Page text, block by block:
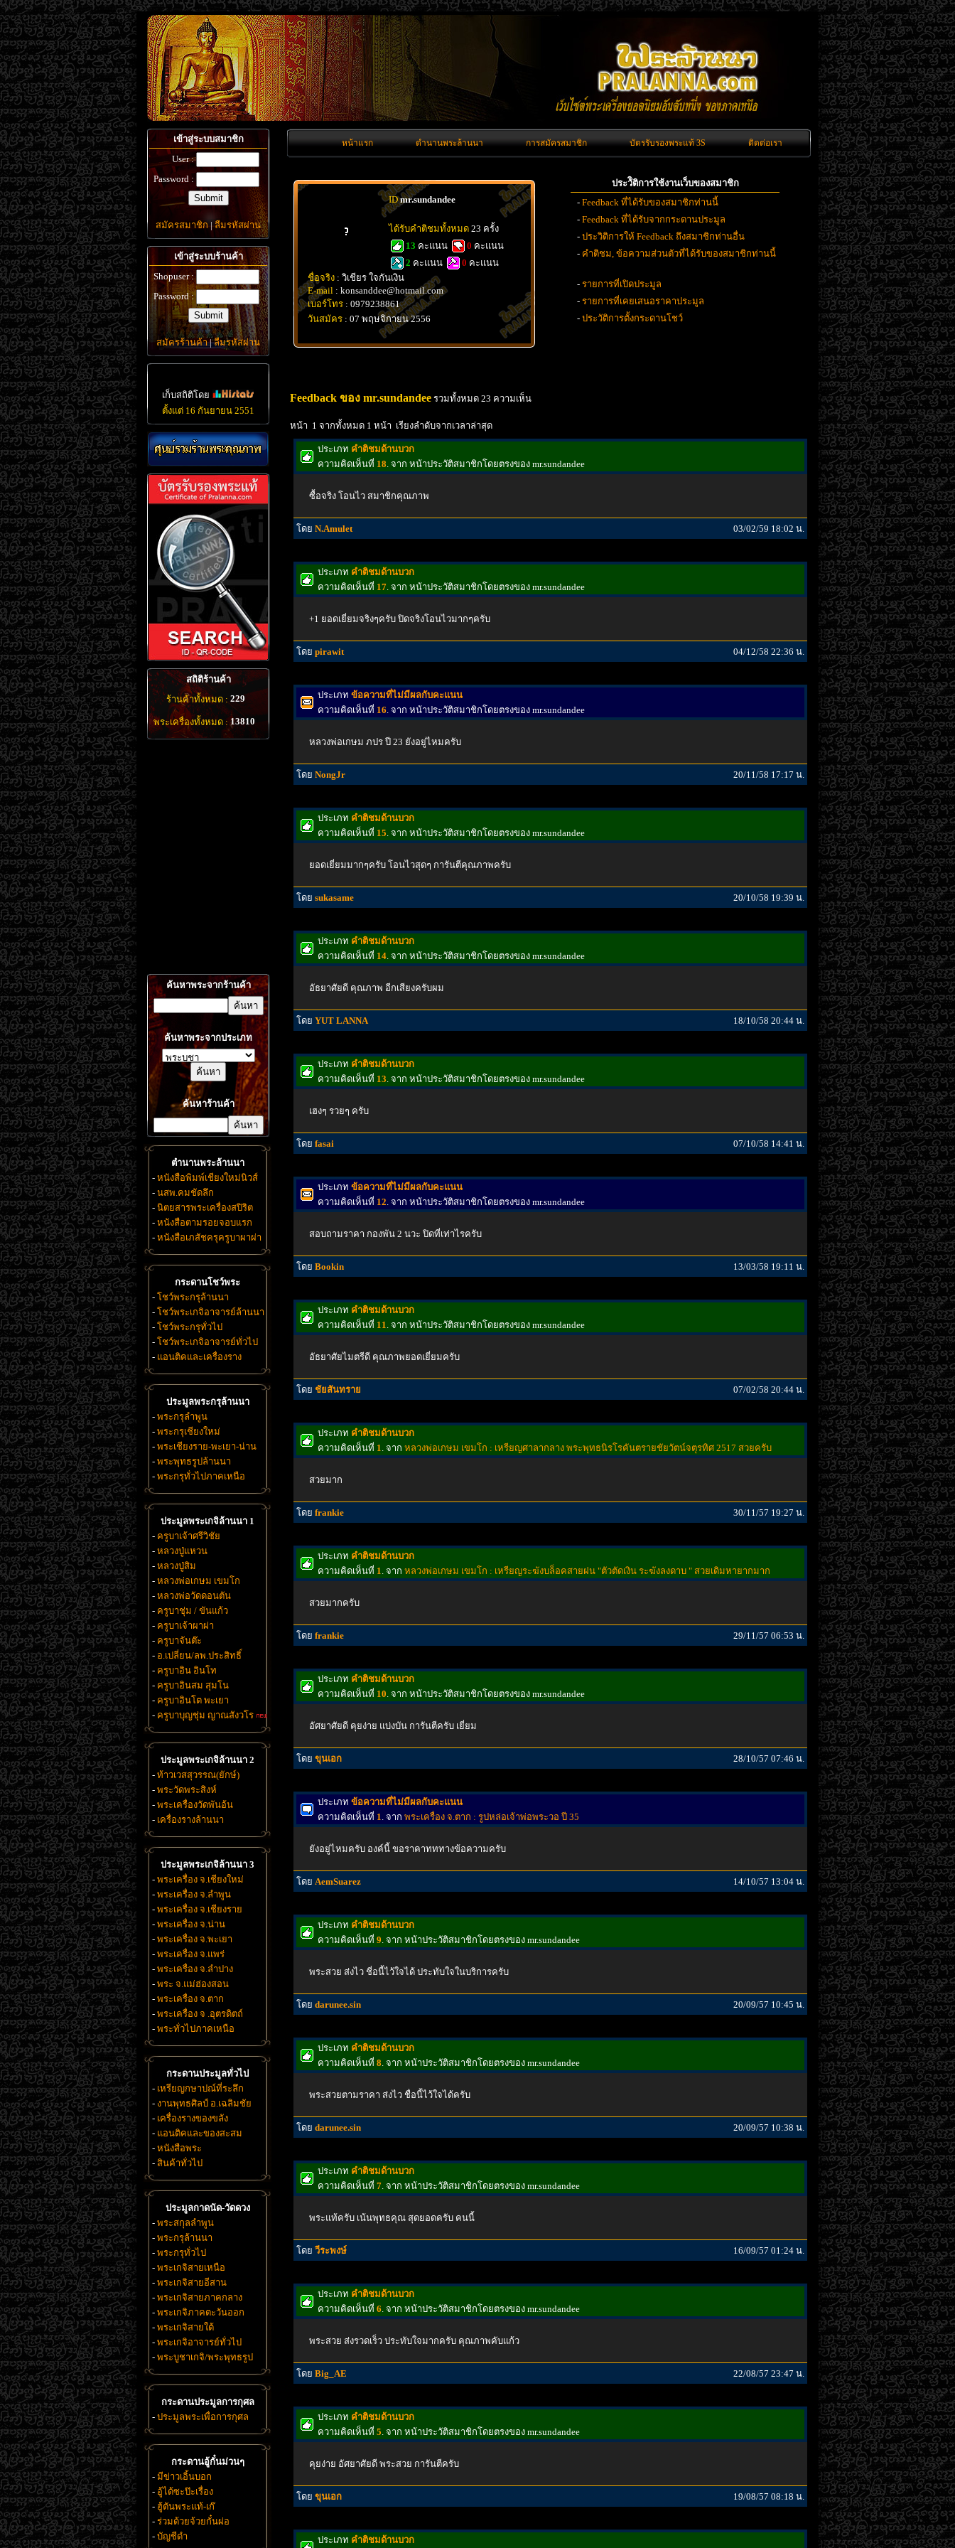
เข้าสู่ระบบสมาชิก
User :
Password :
สมัครสมาชิก|ลืมรหัสผ่าน
เข้าสู่ระบบร้านค้า
Shopuser :
Password :
สมัครร้านค้า|ลืมรหัสผ่าน
เก็บสถิติโดย
ตั้งแต่ 16 กันยายน 2551
สถิติร้านค้า
ร้านค้าทั้งหมด : 229
พระเครื่องทั้งหมด : 13810
ค้นหาพระจากร้านค้า
ค้นหาพระจากประเภท
ค้นหาร้านค้า
ตำนานพระล้านนา
- หนังสือพิมพ์เชียงใหม่นิวส์
- นสพ.คมชัดลึก
- นิตยสารพระเครื่องสปิริต
- หนังสือตามรอยจอบแรก
- หนังสือเภสัชครุครูบาผาผ่า
กระดานโชว์พระ
- โชว์พระกรุล้านนา
- โชว์พระเกจิอาจารย์ล้านนา
- โชว์พระกรุทั่วไป
- โชว์พระเกจิอาจารย์ทั่วไป
- แอนติคและเครื่องราง
ประมูลพระกรุล้านนา
- พระกรุลำพูน
- พระกรุเชียงใหม่
- พระเชียงราย-พะเยา-น่าน
- พระพุทธรูปล้านนา
- พระกรุทั่วไปภาคเหนือ
ประมูลพระเกจิล้านนา 1
- ครูบาเจ้าศรีวิชัย
- หลวงปู่แหวน
- หลวงปู่สิม
- หลวงพ่อเกษม เขมโก
- หลวงพ่อวัดดอนตัน
- ครูบาชุ่ม / ขันแก้ว
- ครูบาเจ้าผาผ่า
- ครูบาจันต๊ะ
- อ.เปลี่ยน/ลพ.ประสิทธิ์
- ครูบาอิน อินโท
- ครูบาอินสม สุมโน
- ครูบาอินโต พะเยา
- ครูบาบุญชุ่ม ญาณสังวโร
ประมูลพระเกจิล้านนา 2
- ท้าวเวสสุวรรณ(ยักษ์)
- พระวัดพระสิงห์
- พระเครื่องวัดพันอ้น
- เครื่องรางล้านนา
ประมูลพระเกจิล้านนา 3
- พระเครื่อง จ.เชียงใหม่
- พระเครื่อง จ.ลำพูน
- พระเครื่อง จ.เชียงราย
- พระเครื่อง จ.น่าน
- พระเครื่อง จ.พะเยา
- พระเครื่อง จ.แพร่
- พระเครื่อง จ.ลำปาง
- พระ จ.แม่ฮ่องสอน
- พระเครื่อง จ.ตาก
- พระเครื่อง จ .อุตรดิตถ์
- พระทั่วไปภาคเหนือ
กระดานประมูลทั่วไป
- เหรียญกษาปณ์ที่ระลึก
- งานพุทธศิลป์ อ.เฉลิมชัย
- เครื่องรางของขลัง
- แอนติคและของสะสม
- หนังสือพระ
- สินค้าทั่วไป
ประมูลกาดนัด-วัดดวง
- พระสกุลลำพูน
- พระกรุล้านนา
- พระกรุทั่วไป
- พระเกจิสายเหนือ
- พระเกจิสายอีสาน
- พระเกจิสายภาคกลาง
- พระเกจิภาคตะวันออก
- พระเกจิสายใต้
- พระเกจิอาจารย์ทั่วไป
- พระบูชาเกจิ/พระพุทธรูป
กระดานประมูลการกุศล
- ประมูลพระเพื่อการกุศล
กระดานอู้กั๋นม่วนๆ
- มีข่าวเอิ้นบอก
- อู้ได้ซะป๊ะเรื่อง
- ฮู้ตันพระแท้-เก๊
- ร่วมด้วยจ้วยกั๋นผ่อ
- บัญชีดำ
หน้าแรก ตำนานพระล้านนา การสมัครสมาชิก บัตรรับรองพระแท้ 3S ติดต่อเรา
ID mr.sundandee
ได้รับคำติชมทั้งหมด 23 ครั้ง
13 คะแนน 0 คะแนน
2 คะแนน 0 คะแนน
ชื่อจริง : วิเชียร ใจกันเงิน
E-mail : konsanddee@hotmail.com
เบอร์โทร : 0979238861
วันสมัคร : 07 พฤษจิกายน 2556
ประวัิติการใช้งานเว็บของสมาชิก
- Feedback ที่ได้รับของสมาชิกท่านนี้
- Feedback ที่ได้รับจากกระดานประมูล
- ประวิติการให้ Feedback ถึงสมาชิกท่านอื่น
- คำติชม, ข้อความส่วนตัวที่ได้รับของสมาชิกท่านนี้
- รายการที่เปิดประมูล
- รายการที่เคยเสนอราคาประมูล
- ประวัติการตั้งกระดานโชว์
Feedback ของ mr.sundandee รวมทั้งหมด 23 ความเห็น
หน้า 1 จากทั้งหมด 1 หน้า เรียงลำดับจากเวลาล่าสุด
ประเภท คำติชมด้านบวก
ความคิดเห็นที่ 18. จาก หน้าประวัติสมาชิกโดยตรงของ mr.sundandee
ซื้อจริง โอนไว สมาชิกคุณภาพ
โดย N.Amulet 03/02/59 18:02 น.
ประเภท คำติชมด้านบวก
ความคิดเห็นที่ 17. จาก หน้าประวัติสมาชิกโดยตรงของ mr.sundandee
+1 ยอดเยี่ยมจริงๆครับ ปิดจริงโอนไวมากๆครับ
โดย pirawit 04/12/58 22:36 น.
ประเภท ข้อความที่ไม่มีผลกับคะแนน
ความคิดเห็นที่ 16. จาก หน้าประวัติสมาชิกโดยตรงของ mr.sundandee
หลวงพ่อเกษม ภปร ปี 23 ยังอยู่ไหมครับ
โดย NongJr 20/11/58 17:17 น.
ประเภท คำติชมด้านบวก
ความคิดเห็นที่ 15. จาก หน้าประวัติสมาชิกโดยตรงของ mr.sundandee
ยอดเยี่ยมมากๆครับ โอนไวสุดๆ การันตีคุณภาพครับ
โดย sukasame 20/10/58 19:39 น.
ประเภท คำติชมด้านบวก
ความคิดเห็นที่ 14. จาก หน้าประวัติสมาชิกโดยตรงของ mr.sundandee
อัธยาศัยดี คุณภาพ อีกเสียงครับผม
โดย YUT LANNA 18/10/58 20:44 น.
ประเภท คำติชมด้านบวก
ความคิดเห็นที่ 13. จาก หน้าประวัติสมาชิกโดยตรงของ mr.sundandee
เฮงๆ รวยๆ ครับ
โดย fasai 07/10/58 14:41 น.
ประเภท ข้อความที่ไม่มีผลกับคะแนน
ความคิดเห็นที่ 12. จาก หน้าประวัติสมาชิกโดยตรงของ mr.sundandee
สอบถามราคา กองพัน 2 นวะ ปิดที่เท่าไรครับ
โดย Bookin 13/03/58 19:11 น.
ประเภท คำติชมด้านบวก
ความคิดเห็นที่ 11. จาก หน้าประวัติสมาชิกโดยตรงของ mr.sundandee
อัธยาศัยไมตรีดี คุณภาพยอดเยี่ยมครับ
โดย ชัยสันทราย 07/02/58 20:44 น.
ประเภท คำติชมด้านบวก
ความคิดเห็นที่ 1. จาก หลวงพ่อเกษม เขมโก : เหรียญศาลากลาง พระพุทธนิรโรคันตรายชัยวัตน์จตุรทิศ 2517 สวยครับ
สวยมาก
โดย frankie 30/11/57 19:27 น.
ประเภท คำติชมด้านบวก
ความคิดเห็นที่ 1. จาก หลวงพ่อเกษม เขมโก : เหรียญระฆังบล็อคสายฝน "ตัวตัดเงิน ระฆังลงดาบ " สวยเดิมหายากมาก
สวยมากครับ
โดย frankie 29/11/57 06:53 น.
ประเภท คำติชมด้านบวก
ความคิดเห็นที่ 10. จาก หน้าประวัติสมาชิกโดยตรงของ mr.sundandee
อัศยาศัยดี คุยง่าย แบ่งบัน การันตีครับ เยี่ยม
โดย ขุนเอก 28/10/57 07:46 น.
ประเภท ข้อความที่ไม่มีผลกับคะแนน
ความคิดเห็นที่ 1. จาก พระเครื่อง จ.ตาก : รูปหล่อเจ้าพ่อพระวอ ปี 35
ยังอยู่ไหมครับ องค์นี้ ขอราคาทททางข้อความครับ
โดย AemSuarez 14/10/57 13:04 น.
ประเภท คำติชมด้านบวก
ความคิดเห็นที่ 9. จาก หน้าประวัติสมาชิกโดยตรงของ mr.sundandee
พระสวย ส่งไว ชี่อนี้ไว้ใจได้ ประทับใจในบริการครับ
โดย darunee.sin 20/09/57 10:45 น.
ประเภท คำติชมด้านบวก
ความคิดเห็นที่ 8. จาก หน้าประวัติสมาชิกโดยตรงของ mr.sundandee
พระสวยตามราคา ส่งไว ชื่อนี้ไว้ใจได้ครับ
โดย darunee.sin 20/09/57 10:38 น.
ประเภท คำติชมด้านบวก
ความคิดเห็นที่ 7. จาก หน้าประวัติสมาชิกโดยตรงของ mr.sundandee
พระแท้ครับ เน้นพุทธคุณ สุดยอดครับ คนนี้
โดย วีระพงษ์ 16/09/57 01:24 น.
ประเภท คำติชมด้านบวก
ความคิดเห็นที่ 6. จาก หน้าประวัติสมาชิกโดยตรงของ mr.sundandee
พระสวย ส่งรวดเร็ว ประทับใจมากครับ คุณภาพคับเเก้ว
โดย Big_AE 22/08/57 23:47 น.
ประเภท คำติชมด้านบวก
ความคิดเห็นที่ 5. จาก หน้าประวัติสมาชิกโดยตรงของ mr.sundandee
คุยง่าย อัศยาศัยดี พระสวย การันตีครับ
โดย ขุนเอก 19/08/57 08:18 น.
ประเภท คำติชมด้านบวก